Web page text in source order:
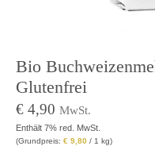
Bio
Glutenfrei
€ 4,90 MwSt.
Enthält 7% red. MwSt.
(Grundpreis: € 9,80 / 1 kg)